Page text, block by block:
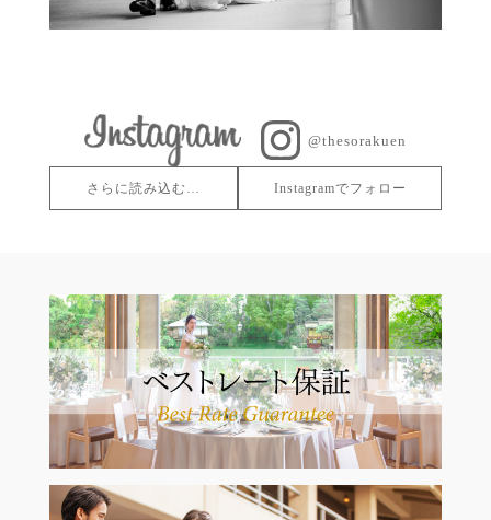
@thesorakuen
さらに読み込む… Instagramでフォロー